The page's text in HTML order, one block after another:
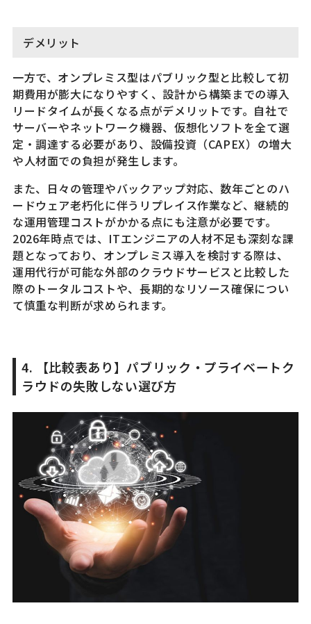
デメリット
一方で、オンプレミス型はパブリック型と比較して初
期費用が膨大になりやすく、設計から構築までの導入
リードタイムが長くなる点がデメリットです。自社で
サーバーやネットワーク機器、仮想化ソフトを全て選
定・調達する必要があり、設備投資（CAPEX）の増大
や人材面での負担が発生します。
また、日々の管理やバックアップ対応、数年ごとのハ
ードウェア老朽化に伴うリプレイス作業など、継続的
な運用管理コストがかかる点にも注意が必要です。
2026年時点では、ITエンジニアの人材不足も深刻な課
題となっており、オンプレミス導入を検討する際は、
運用代行が可能な外部のクラウドサービスと比較した
際のトータルコストや、長期的なリソース確保につい
て慎重な判断が求められます。
4. 【比較表あり】パブリック・プライベートク
ラウドの失敗しない選び方